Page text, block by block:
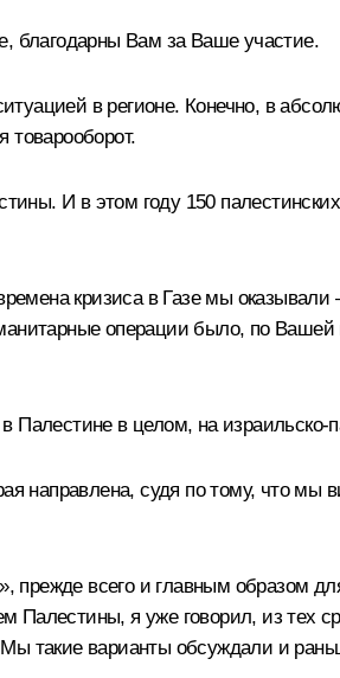
благодарны Вам за Ваше участие.
в регионе. Конечно, в
товарооборот.
И в этом году 150
кризиса в Газе мы оказывали
операции было, по
в целом, на израильско-
направлена, судя по тому, что мы
всего и главным образом
Палестины, я уже говорил, из тех
такие варианты обсуждали и